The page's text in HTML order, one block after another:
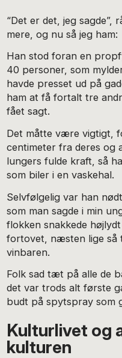
“Det er det, jeg sagde”,
mere, og nu så jeg ham:
Han stod foran en
40 personer, som
havde presset ud på
ham at få fortalt tre
fået sagt.
Det måtte være vigtigt,
centimeter fra deres og
lungers fulde kraft, så
som biler i en vaskehal.
Selvfølgelig var han
som man sagde i min
flokken snakkede
fortovet, næsten lige så
vinbaren.
Folk sad tæt på alle de
det var trods alt første
budt på spytspray som
Kulturlivet og
kulturen